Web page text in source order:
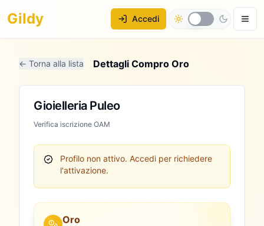
Gildy Accedi
← Torna alla lista Dettagli Compro Oro
Gioielleria Puleo
Verifica iscrizione OAM
Profilo non attivo. Accedi per richiedere
l'attivazione.
Oro